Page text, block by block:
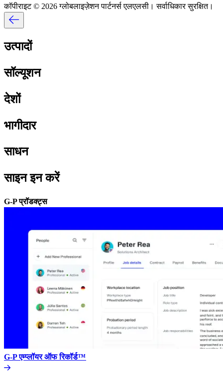
कॉपीराइट © 2026 ग्लोबलाइज़ेशन पार्टनर्स एलएलसी। सर्वाधिकार सुरक्षित।​​
उत्पादों​​
सॉल्यूशन​​
देशों​​
भागीदार​​
साधन​​
साइन इन करें​​
G-P प्रॉडक्ट्स​​
G-P एम्प्लॉयर ऑफ रिकॉर्ड™​​